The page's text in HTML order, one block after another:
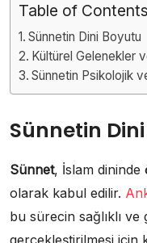
Table of Contents
Sünnetin Dini Boyutu
Kültürel Gelenekler
Sünnetin Psikolojik
Sünnetin
Sünnet, İslam dininde
olarak kabul edilir.
bu sürecin sağlıklı